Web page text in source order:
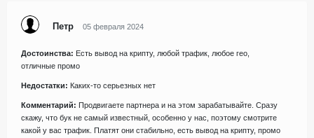
Петр 05 февраля 2024
Достоинства: Есть вывод на крипту, любой трафик, любое гео,
отличные промо
Недостатки: Каких-то серьезных нет
Комментарий: Продвигаете партнера и на этом зарабатывайте. Сразу
скажу, что бук не самый известный, особенно у нас, поэтому смотрите
какой у вас трафик. Платят они стабильно, есть вывод на крипту, промо